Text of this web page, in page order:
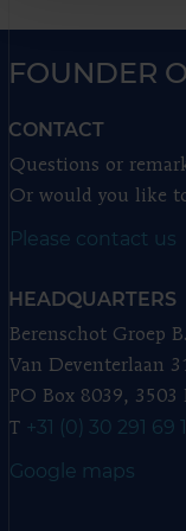
FOUNDER
CONTACT
Questions or
Or would you like
Please contact us
HEADQUARTERS
Berenschot Groep
Van Deventerlaan
PO Box 8039, 3503
T +31 (0) 30 291 69
Google maps